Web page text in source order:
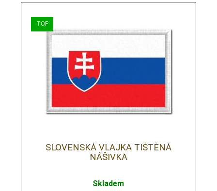
SLOVENSKÁ VLAJKA TIŠTĚNÁ
NÁŠIVKA
Skladem